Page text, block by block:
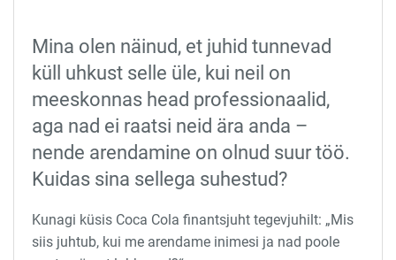
Mina olen näinud, et juhid tunnevad
küll uhkust selle üle, kui neil on
meeskonnas head professionaalid,
aga nad ei raatsi neid ära anda –
nende arendamine on olnud suur töö.
Kuidas sina sellega suhestud?
Kunagi küsis Coca Cola finantsjuht tegevjuhilt: „Mis
siis juhtub, kui me arendame inimesi ja nad poole